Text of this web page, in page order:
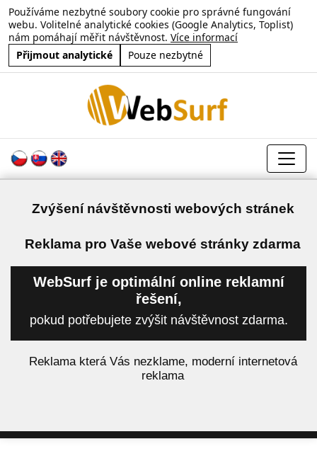
Používáme nezbytné soubory cookie pro správné fungování
webu. Volitelné analytické cookies (Google Analytics, Toplist)
nám pomáhají měřit návštěvnost. Více informací
Přijmout analytické
Pouze nezbytné
Zvýšení návštěvnosti webových stránek
Reklama pro Vaše webové stránky zdarma
WebSurf je optimální online reklamní
řešení,
pokud potřebujete zvýšit návštěvnost zdarma.
Reklama která Vás nezklame, moderní internetová
reklama